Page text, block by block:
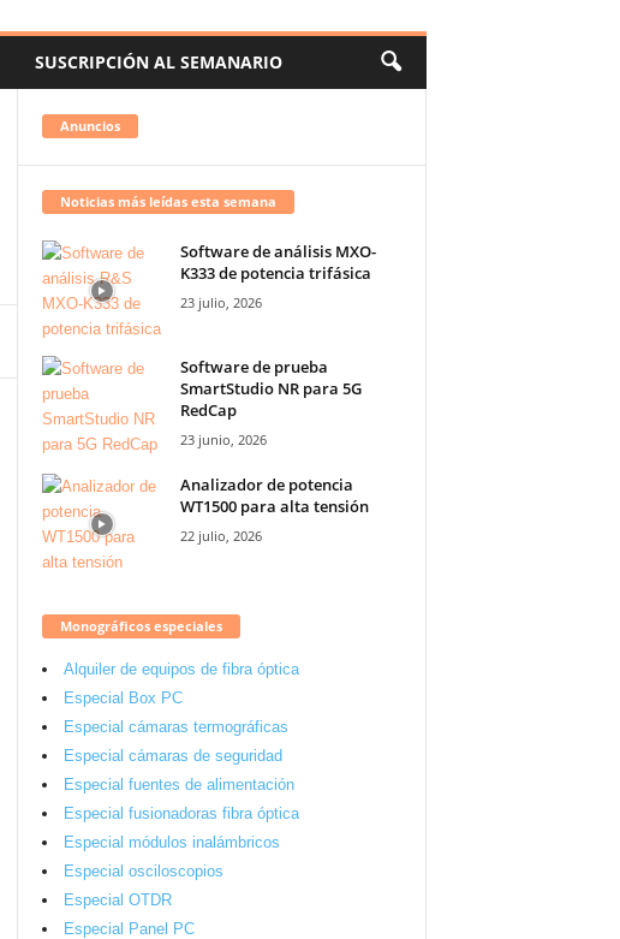
SUSCRIPCIÓN AL SEMANARIO
Anuncios
Noticias más leídas esta semana
Software de análisis MXO-
K333 de potencia trifásica
23 julio, 2026
Software de prueba
SmartStudio NR para 5G
RedCap
23 junio, 2026
Analizador de potencia
WT1500 para alta tensión
22 julio, 2026
Monográficos especiales
Alquiler de equipos de fibra óptica
Especial Box PC
Especial cámaras termográficas
Especial cámaras de seguridad
Especial fuentes de alimentación
Especial fusionadoras fibra óptica
Especial módulos inalámbricos
Especial osciloscopios
Especial OTDR
Especial Panel PC